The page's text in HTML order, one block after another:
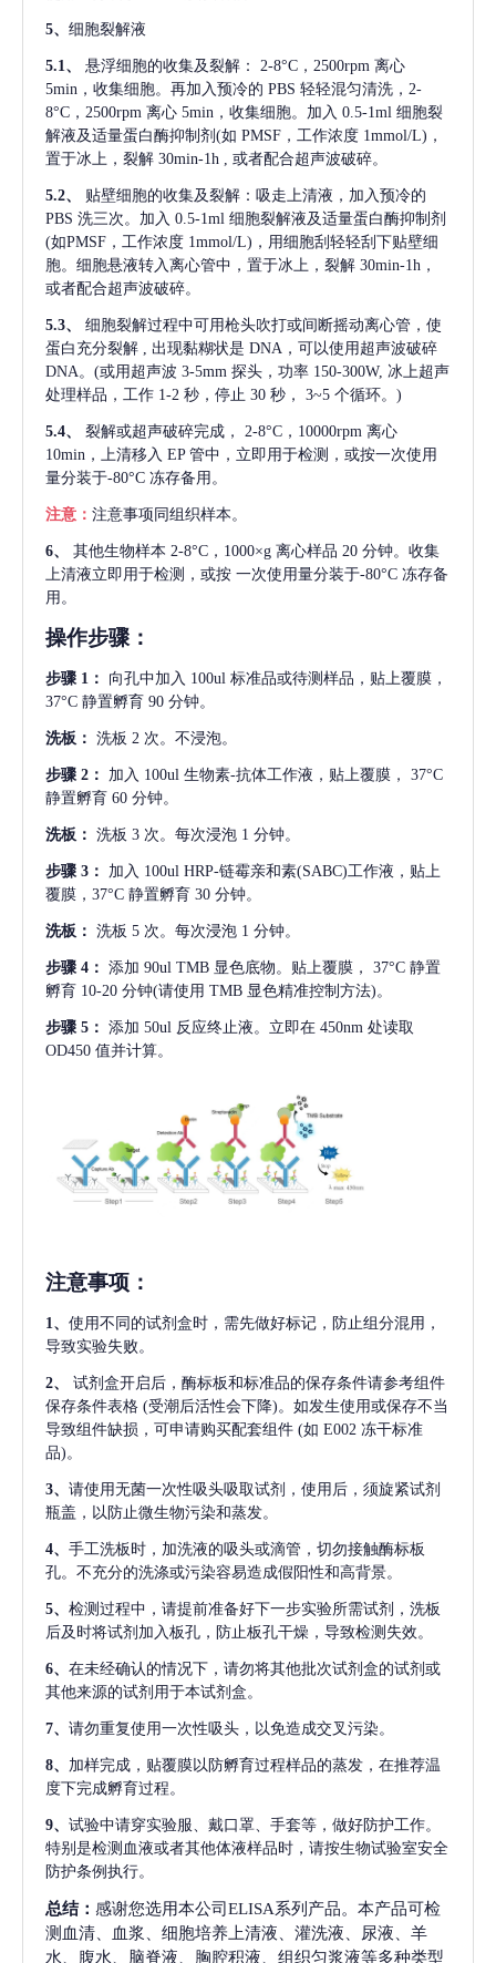
5、 细胞裂解液
5.1、 悬浮细胞的收集及裂解：
2-8°C，2500rpm 离心
5min，收集细胞。再加入预冷的 PBS 轻轻混匀清洗，2-
8°C，2500rpm 离心 5min，收集细胞。加入 0.5-1ml 细胞裂
解液及适量蛋白酶抑制剂(如 PMSF，工作浓度 1mmol/L)，
置于冰上，裂解 30min-1h , 或者配合超声波破碎。
5.2、
贴壁细胞的收集及裂解：吸走上清液，加入预冷的
PBS 洗三次。加入 0.5-1ml 细胞裂解液及适量蛋白酶抑制剂
(如PMSF，工作浓度 1mmol/L)，用细胞刮轻轻刮下贴壁细
胞。细胞悬液转入离心管中，置于冰上，裂解 30min-1h，
或者配合超声波破碎。
5.3、
细胞裂解过程中可用枪头吹打或间断摇动离心管，使
蛋白充分裂解 , 出现黏糊状是 DNA，可以使用超声波破碎
DNA。(或用超声波 3-5mm 探头，功率 150-300W, 冰上超声
处理样品，工作 1-2 秒，停止 30 秒， 3~5 个循环。)
5.4、 裂解或超声破碎完成，
2-8°C，10000rpm 离心
10min，上清移入 EP 管中，立即用于检测，或按一次使用
量分装于-80°C 冻存备用。
注意： 注意事项同组织样本。
6、 其他生物样本 2-8°C，1000×g 离心样品 20 分钟。收集
上清液立即用于检测，或按 一次使用量分装于-80°C 冻存备
用。
操作步骤：
步骤 1： 向孔中加入 100ul 标准品或待测样品，贴上覆膜，
37°C 静置孵育 90 分钟。
洗板： 洗板 2 次。不浸泡。
步骤 2： 加入 100ul 生物素-抗体工作液，贴上覆膜， 37°C
静置孵育 60 分钟。
洗板： 洗板 3 次。每次浸泡 1 分钟。
步骤 3： 加入 100ul HRP-链霉亲和素(SABC)工作液，贴上
覆膜，37°C 静置孵育 30 分钟。
洗板： 洗板 5 次。每次浸泡 1 分钟。
步骤 4： 添加 90ul TMB 显色底物。贴上覆膜， 37°C 静置
孵育 10-20 分钟(请使用 TMB 显色精准控制方法)。
步骤 5： 添加 50ul 反应终止液。立即在 450nm 处读取
OD450 值并计算。
注意事项 ：
1、 使用不同的试剂盒时，需先做好标记，防止组分混用，
导致实验失败。
2、
试剂盒开启后，酶标板和标准品的保存条件请参考组件
保存条件表格 (受潮后活性会下降)。如发生使用或保存不当
导致组件缺损，可申请购买配套组件 (如 E002 冻干标准
品)。
3、 请使用无菌一次性吸头吸取试剂，使用后，须旋紧试剂
瓶盖，以防止微生物污染和蒸发。
4、 手工洗板时，加洗液的吸头或滴管，切勿接触酶标板
孔。不充分的洗涤或污染容易造成假阳性和高背景。
5、 检测过程中，请提前准备好下一步实验所需试剂，洗板
后及时将试剂加入板孔，防止板孔干燥，导致检测失效。
6、 在未经确认的情况下，请勿将其他批次试剂盒的试剂或
其他来源的试剂用于本试剂盒。
7、 请勿重复使用一次性吸头，以免造成交叉污染。
8、 加样完成，贴覆膜以防孵育过程样品的蒸发，在推荐温
度下完成孵育过程。
9、 试验中请穿实验服、戴口罩、手套等，做好防护工作。
特别是检测血液或者其他体液样品时，请按生物试验室安全
防护条例执行。
总结： 感谢您选用本公司ELISA系列产品。本产品可检
测血清、血浆、细胞培养上清液、灌洗液、尿液、羊
水、腹水、脑脊液、胸腔积液、组织匀浆液等多种类型